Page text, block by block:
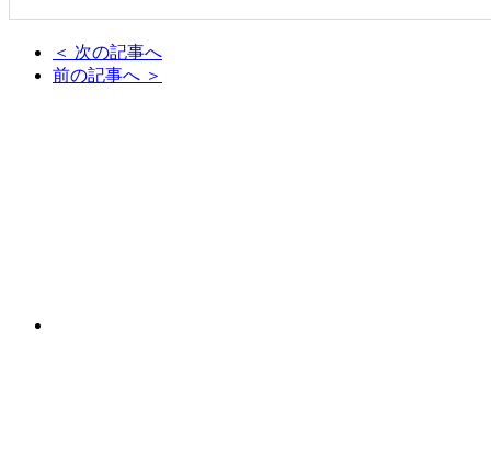
＜ 次の記事へ
前の記事へ ＞